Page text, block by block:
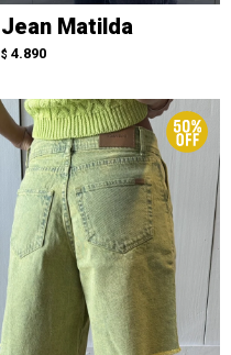
Jean Matilda
$ 4.890